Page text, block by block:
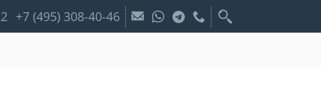
+7 (495) 308-40-46